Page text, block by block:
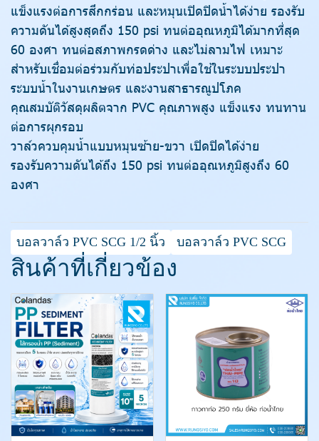
แข็งแรงต่อการสึกกร่อน และหมุนเปิดปิดน้ำได้ง่าย รองรับ
ความดันได้สูงสุดถึง 150 psi ทนต่ออุณหภูมิได้มากที่สุด
60 องศา ทนต่อสภาพกรดด่าง และไม่ลามไฟ เหมาะ
สำหรับเชื่อมต่อร่วมกับท่อประปาเพื่อใช้ในระบบประปา
ระบบน้ำในงานเกษตร และงานสาธารณูปโภค
คุณสมบัติวัสดุผลิตจาก PVC คุณภาพสูง แข็งแรง ทนทาน
ต่อการผุกรอบ
วาล์วควบคุมน้ำแบบหมุนซ้าย-ขวา เปิดปิดได้ง่าย
รองรับความดันได้ถึง 150 psi ทนต่ออุณหภูมิสูงถึง 60
องศา
บอลวาล์ว PVC SCG 1/2 นิ้ว บอลวาล์ว PVC SCG
สินค้าที่เกี่ยวข้อง